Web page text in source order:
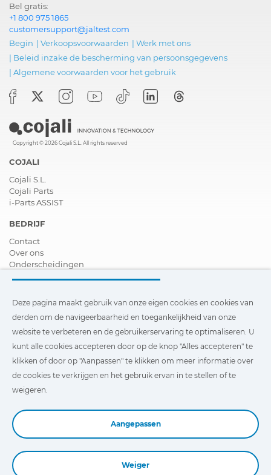
Bel gratis:
+1 800 975 1865
customersupport@jaltest.com
Begin | Verkoopsvoorwaarden | Werk met ons
| Beleid inzake de bescherming van persoonsgegevens
| Algemene voorwaarden voor het gebruik
Copyright © 2026 Cojali S.L. All rights reserved
COJALI
Cojali S.L.
Cojali Parts
i-Parts ASSIST
BEDRIJF
Contact
Over ons
Onderscheidingen
Verdeler worden
Nieuws
Video´s
FAQ - V&A
Deze pagina maakt gebruik van onze eigen cookies en cookies
van derden om de navigeerbaarheid en toegankelijkheid van
onze website te verbeteren en de gebruikerservaring te
optimaliseren. U kunt te klikken op
ervan in te stellen of te weigeren.
Deze pagina maakt gebruik van onze eigen cookies en cookies van
derden om de navigeerbaarheid en toegankelijkheid van onze
website te verbeteren en de gebruikerservaring te optimaliseren. U
kunt alle cookies accepteren door op de knop "Alles accepteren" te
klikken of door op "Aanpassen" te klikken om meer informatie over
de cookies te verkrijgen en het gebruik ervan in te stellen of te
weigeren.
Aangepassen
Weiger